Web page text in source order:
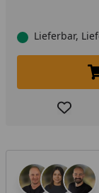
Lieferbar,